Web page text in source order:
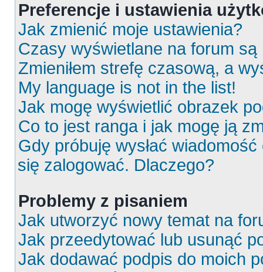
Preferencje i ustawienia
Jak zmienić moje ustawienia?
Czasy wyświetlane na forum są
Zmieniłem strefę czasową, a
My language is not in the list!
Jak mogę wyświetlić obrazek
Co to jest ranga i jak mogę ją
Gdy próbuję wysłać
się zalogować. Dlaczego?
Problemy z pisaniem
Jak utworzyć nowy temat na
Jak przeedytować lub usunąć
Jak dodawać podpis do moich